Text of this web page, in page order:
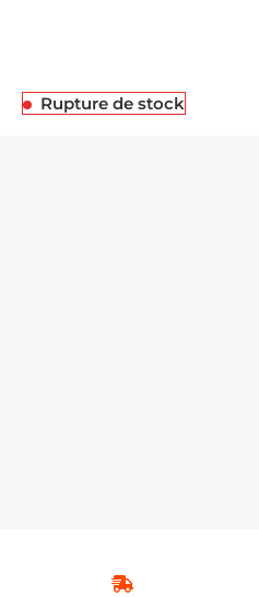
Rupture de stock